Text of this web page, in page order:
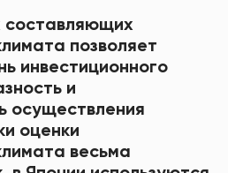
составляющих
позволяет
инвестиционного
и
осуществления
оценки
весьма